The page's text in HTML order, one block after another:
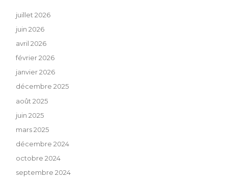
juillet 2026
juin 2026
avril 2026
février 2026
janvier 2026
décembre 2025
août 2025
juin 2025
mars 2025
décembre 2024
octobre 2024
septembre 2024